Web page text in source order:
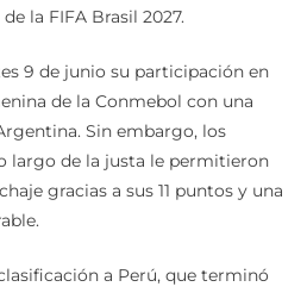
la FIFA Brasil 2027.
9 de junio su participación en
de la Conmebol con una
Sin embargo, los
largo de la justa le permitieron
gracias a sus 11 puntos y una
a Perú, que terminó